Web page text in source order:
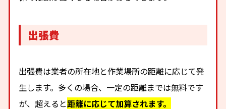
出張費
出張費は業者の所在地と作業場所の距離に応じて発
生します。多くの場合、一定の距離までは無料です
が、超えると距離に応じて加算されます。